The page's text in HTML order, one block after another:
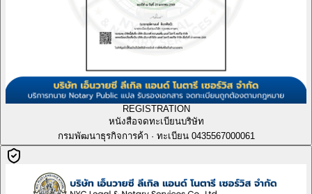
REGISTRATION
หนังสือจดทะเบียนบริษัท
กรมพัฒนาธุรกิจการค้า · ทะเบียน 0435567000061